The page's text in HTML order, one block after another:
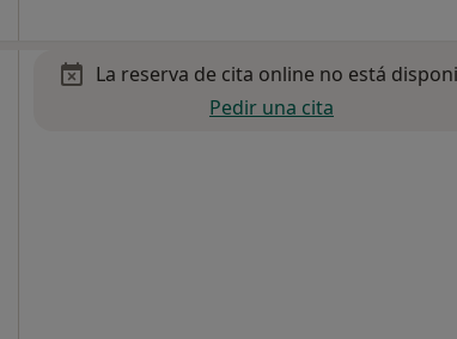
La reserva de cita online no está
Pedir una cita